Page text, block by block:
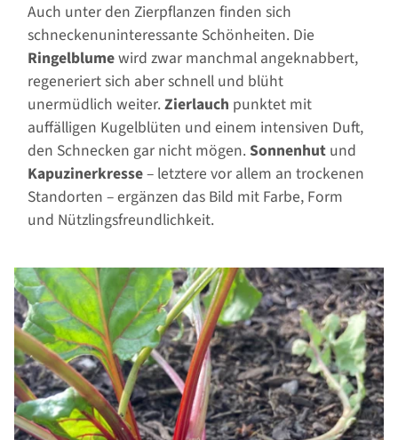
Auch unter den Zierpflanzen finden sich
schneckenuninteressante Schönheiten. Die
Ringelblumewird zwar manchmal angeknabbert,
regeneriert sich aber schnell und blüht
unermüdlich weiter. Zierlauch punktet mit
auffälligen Kugelblüten und einem intensiven Duft,
den Schnecken gar nicht mögen. Sonnenhut und
Kapuzinerkresse– letztere vor allem an trockenen
Standorten – ergänzen das Bild mit Farbe, Form
und Nützlingsfreundlichkeit.